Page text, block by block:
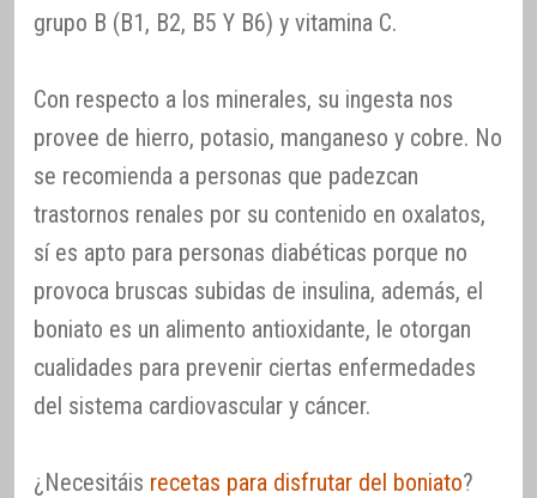
grupo B (B1, B2, B5 Y B6) y vitamina C.
Con respecto a los minerales, su ingesta nos
provee de hierro, potasio, manganeso y cobre. No
se recomienda a personas que padezcan
trastornos renales por su contenido en oxalatos,
sí es apto para personas diabéticas porque no
provoca bruscas subidas de insulina, además, el
boniato es un alimento antioxidante, le otorgan
cualidades para prevenir ciertas enfermedades
del sistema cardiovascular y cáncer.
¿Necesitáis recetas para disfrutar del boniato?